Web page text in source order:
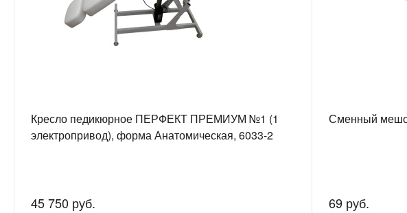
Кресло педикюрное ПЕРФЕКТ ПРЕМИУМ №1 (1
электропривод), форма Анатомическая, 6033-2
45 750 руб.
Сменный
69 руб.